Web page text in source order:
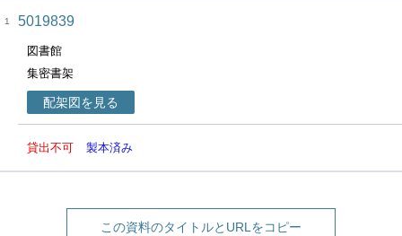
1 5019839
図書館
集密書架
配架図を見る
貸出不可 製本済み
この資料のタイトルとURLをコピー